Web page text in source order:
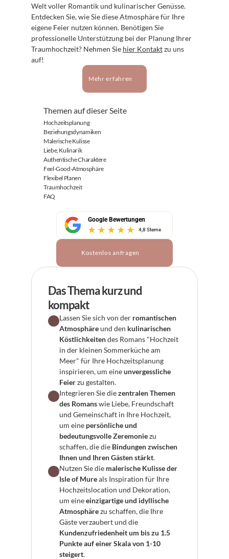
Welt voller Romantik und kulinarischer Genüsse.
Entdecken Sie, wie Sie diese Atmosphäre für Ihre
eigene Feier nutzen können. Benötigen Sie
professionelle Unterstützung bei der Planung Ihrer
Traumhochzeit? Nehmen Sie hier Kontakt zu uns
auf!
Mehr erfahren
Themen auf dieser Seite
Hochzeitsplanung
Beziehungsdynamiken
Malerische Kulisse
Liebe, Kulinarik
Authentische Charaktere
Feel-Good-Atmosphäre
Flexibel Planen
Traumhochzeit
FAQ
Google Bewertungen
4,8 Sterne
Kostenlos anfragen
Das Thema kurz und
kompakt
Lassen Sie sich von der romantischen
Atmosphäre und den kulinarischen
Köstlichkeiten des Romans "Hochzeit
in der kleinen Sommerküche am
Meer" für Ihre Hochzeitsplanung
inspirieren, um eine unvergessliche
Feier zu gestalten.
Integrieren Sie die zentralen Themen
des Romans wie Liebe, Freundschaft
und Gemeinschaft in Ihre Hochzeit,
um eine persönliche und
bedeutungsvolle Zeremonie zu
schaffen, die die Bindungen zwischen
Ihnen und Ihren Gästen stärkt.
Nutzen Sie die malerische Kulisse der
Isle of Mure als Inspiration für Ihre
Hochzeitslocation und Dekoration,
um eine einzigartige und idyllische
Atmosphäre zu schaffen, die Ihre
Kundenzufriedenheit um bis zu 1.5
Punkte auf einer Skala von 1-10
steigert.